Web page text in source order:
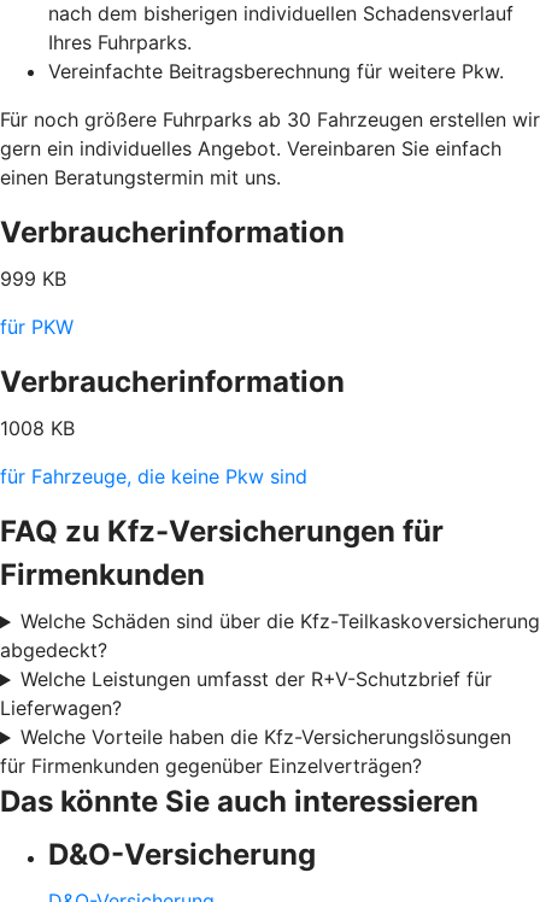
nach dem bisherigen individuellen Schadensverlauf
Ihres Fuhrparks.
Vereinfachte Beitragsberechnung für weitere Pkw.
Für noch größere Fuhrparks ab 30 Fahrzeugen erstellen wir
gern ein individuelles Angebot. Vereinbaren Sie einfach
einen Beratungstermin mit uns.
Verbraucherinformation
999 KB
für PKW
Verbraucherinformation
1008 KB
für Fahrzeuge, die keine Pkw sind
FAQ zu Kfz-Versicherungen für
Firmenkunden
Welche Schäden sind über die Kfz-Teilkaskoversicherung
abgedeckt?
Welche Leistungen umfasst der R+V-Schutzbrief für
Lieferwagen?
Welche Vorteile haben die Kfz-Versicherungslösungen
für Firmenkunden gegenüber Einzelverträgen?
Das könnte Sie auch interessieren
D&O-Versicherung